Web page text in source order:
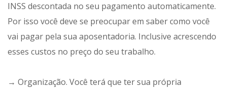
INSS descontada no seu pagamento automaticamente.
Por isso você deve se preocupar em saber como você
vai pagar pela sua aposentadoria. Inclusive acrescendo
esses custos no preço do seu trabalho.
→ Organização. Você terá que ter sua própria